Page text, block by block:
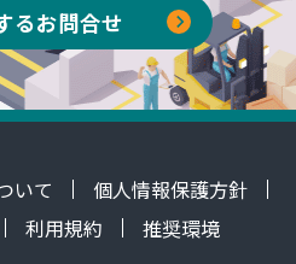
るお問合せ
いて
個人情報保護方針
利用規約 推奨環境